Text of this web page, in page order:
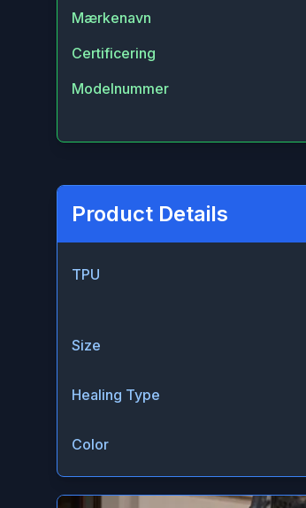
Mærkenavn
Certificering
Modelnummer
Product Details
TPU
Size
Healing Type
Color